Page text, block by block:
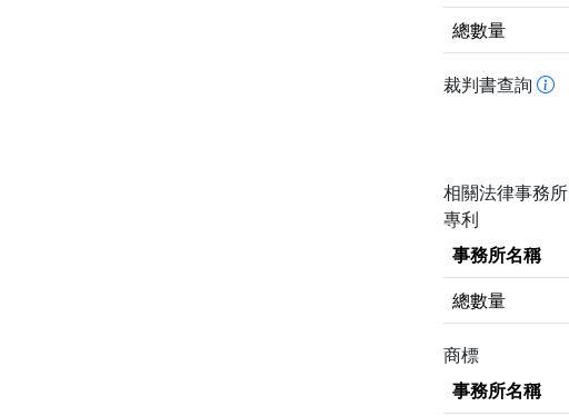
總數量
裁判書查詢
相關法律事務所
專利
事務所名稱
總數量
商標
事務所名稱